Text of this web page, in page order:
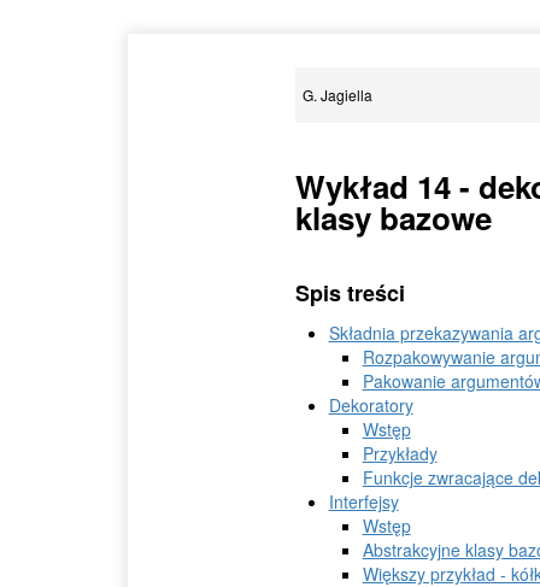
G. Jagiella
Wykład 14 -
klasy bazowe
Spis treści
Składnia przekazywania
Rozpakowywanie
Pakowanie
Dekoratory
Wstęp
Przykłady
Funkcje zwracające
Interfejsy
Wstęp
Abstrakcyjne klasy
Większy przykład -